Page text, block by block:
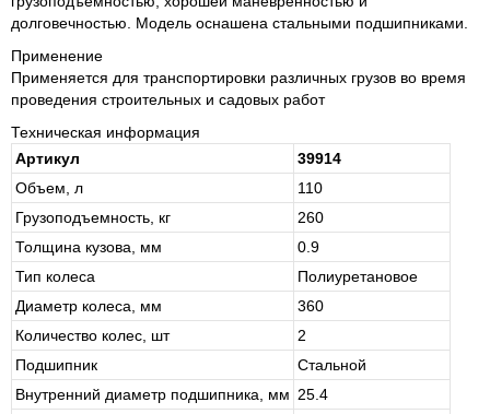
долговечностью. Модель оснашена стальными подшипниками.
Применение
Применяется для транспортировки различных грузов во время
проведения строительных и садовых работ
Техническая информация
Артикул
39914
Объем, л
110
Грузоподъемность, кг
260
Толщина кузова, мм
0.9
Тип колеса
По­ли­уре­та­но­вое
Диаметр колеса, мм
360
Количество колес, шт
2
Подшипник
Сталь­ной
Внутренний диаметр подшипника, мм 25.4